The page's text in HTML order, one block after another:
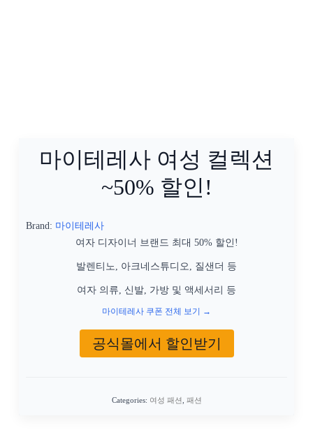
마이테레사 여성 컬렉션
~50% 할인!
Brand: 마이테레사
여자 디자이너 브랜드 최대 50% 할인!
발렌티노, 아크네스튜디오, 질샌더 등
여자 의류, 신발, 가방 및 액세서리 등
마이테레사 쿠폰 전체 보기 →
공식몰에서 할인받기
Categories: 여성 패션 패션